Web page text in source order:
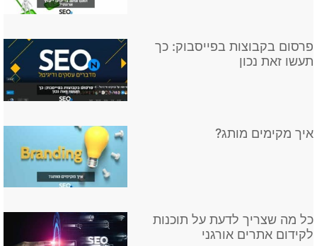
איך מקימים מותג?
כל מה שצריך לדעת על תוכנות
איך בוחרים יועץ עסקי ואיך הוא
תורם לעסק?